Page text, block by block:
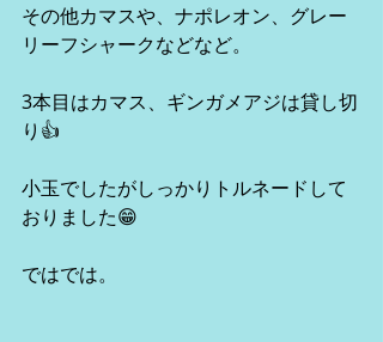
その他カマスや、ナポレオン、グレー
リーフシャークなどなど。
3本目はカマス、ギンガメアジは貸し切
り👍
小玉でしたがしっかりトルネードして
おりました😁
ではでは。